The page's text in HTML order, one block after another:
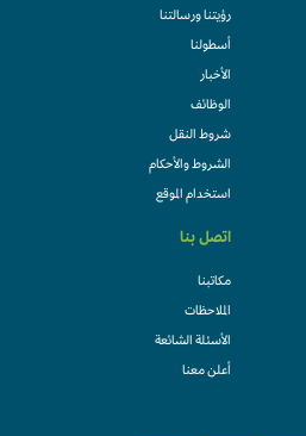
رؤيتنا ورسالتنا
أسطولنا
الأخبار
الوظائف
شروط النقل
الشروط والأحكام
استخدام الموقع
اتصل بنا
مكاتبنا
الملاحظات
الأسئلة الشائعة
أعلن معنا